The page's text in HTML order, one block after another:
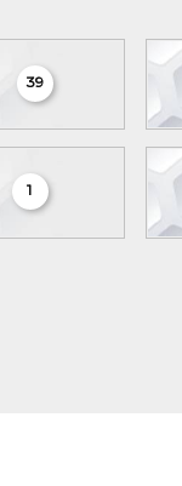
39
1